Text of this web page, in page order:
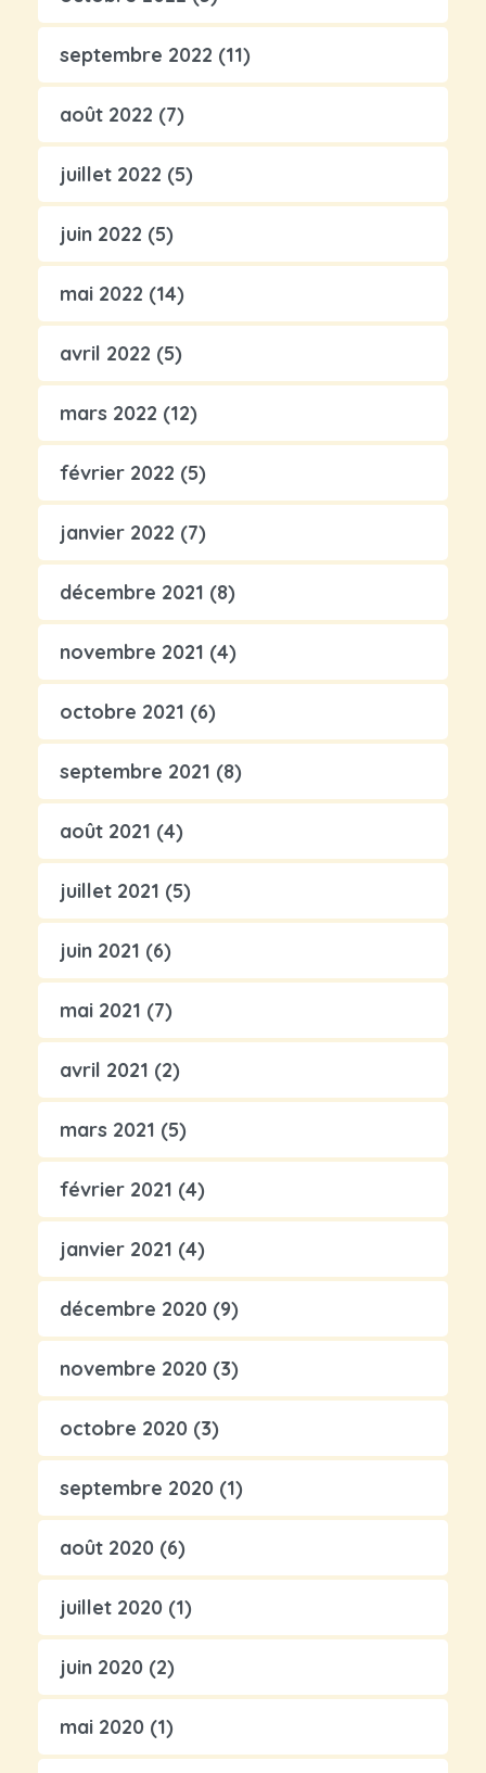
septembre 2022 (11)
août 2022 (7)
juillet 2022 (5)
juin 2022 (5)
mai 2022 (14)
avril 2022 (5)
mars 2022 (12)
février 2022 (5)
janvier 2022 (7)
décembre 2021 (8)
novembre 2021 (4)
octobre 2021 (6)
septembre 2021 (8)
août 2021 (4)
juillet 2021 (5)
juin 2021 (6)
mai 2021 (7)
avril 2021 (2)
mars 2021 (5)
février 2021 (4)
janvier 2021 (4)
décembre 2020 (9)
novembre 2020 (3)
octobre 2020 (3)
septembre 2020 (1)
août 2020 (6)
juillet 2020 (1)
juin 2020 (2)
mai 2020 (1)